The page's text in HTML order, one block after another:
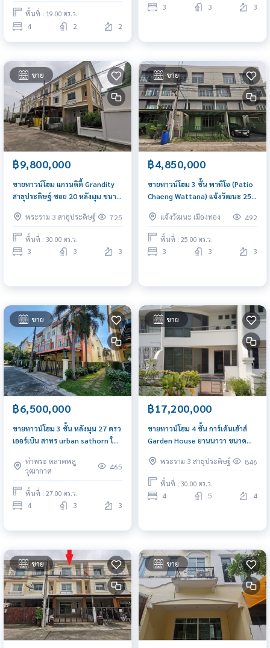
พื้นที่ : 19.00 ตร.ว.
4 2 2
3 3 3
ขาย
฿9,800,000
ขายทาวน์โฮม แกรนดิตี้ Grandity
สาธุประดิษฐ์ ซอย 20 หลังมุม ขนาด
พระราม 3 สาธุประดิษฐ์
725
พื้นที่ : 30.00 ตร.ว.
3 3 3
ขาย
฿4,850,000
ขายทาวน์โฮม 3 ชั้น พาทิโอ (Patio
Chaeng Wattana) แจ้งวัฒนะ 25
แจ้งวัฒนะ เมืองทอง
492
พื้นที่ : 25.00 ตร.ว.
3 3 3
ขาย
฿6,500,000
ขายทาวน์โฮม 3 ชั้น หลังมุม 27 ตรว
เออร์เบิน สาทร urban sathorn ใกล้
ท่าพระ ตลาดพลู
วุฒากาศ
465
พื้นที่ : 27.00 ตร.ว.
4 3 3
ขาย
฿17,200,000
ขายทาวน์โฮม 4 ชั้น การ์เด้นเฮ้าส์
Garden House ยานนาวา ขนาด
เพียง 200 เมตร
พระราม 3 สาธุประดิษฐ์ 846
พื้นที่ : 30.00 ตร.ว.
4 5 4
ขาย ขาย